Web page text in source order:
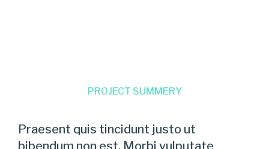
PROJECT SUMMERY
Praesent quis tincidunt justo ut
bibendum non est. Morbi vulputate